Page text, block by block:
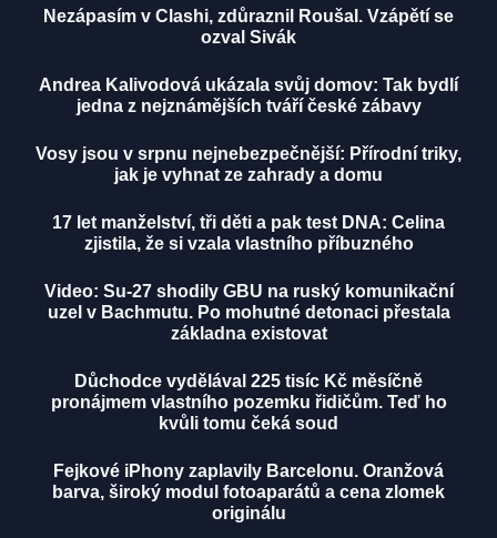
Nezápasím v Clashi, zdůraznil Roušal. Vzápětí se
ozval Sivák
Andrea Kalivodová ukázala svůj domov: Tak bydlí
jedna z nejznámějších tváří české zábavy
Vosy jsou v srpnu nejnebezpečnější: Přírodní triky,
jak je vyhnat ze zahrady a domu
17 let manželství, tři děti a pak test DNA: Celina
zjistila, že si vzala vlastního příbuzného
Video: Su-27 shodily GBU na ruský komunikační
uzel v Bachmutu. Po mohutné detonaci přestala
základna existovat
Důchodce vydělával 225 tisíc Kč měsíčně
pronájmem vlastního pozemku řidičům. Teď ho
kvůli tomu čeká soud
Fejkové iPhony zaplavily Barcelonu. Oranžová
barva, široký modul fotoaparátů a cena zlomek
originálu